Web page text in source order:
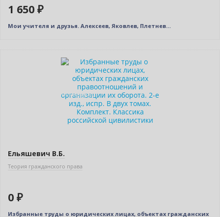
1 650 ₽
Мои учителя и друзья. Алексеев, Яковлев, Плетнев…
Индивидуальный подход
Ельяшевич В.Б.
Теория гражданского права
0 ₽
Избранные труды о юридических лицах, объектах гражданских